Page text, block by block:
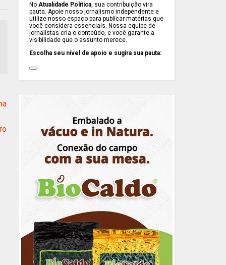
NoAtualidade Política, sua contribuição vira
pauta. Apoie nosso jornalismo independente e
utilize nosso espaço para publicar matérias que
você considera essenciais. Nossa equipe de
jornalistas cria o conteúdo, e você garante a
visibilidade que o assunto merece.
Escolha seu nível de apoio e sugira sua pauta: